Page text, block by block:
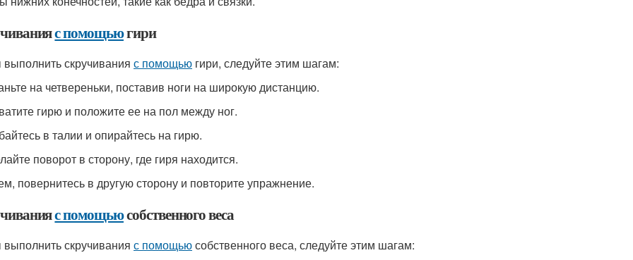
с помощьюгири
скручивания с помощью гири, следуйте этим шагам:
на четвереньки, поставив ноги на широкую дистанцию.
гирю и положите ее на пол между ног.
в талии и опирайтесь на гирю.
поворот в сторону, где гиря находится.
повернитесь в другую сторону и повторите упражнение.
с помощьюсобственного веса
скручивания с помощьюсобственного веса, следуйте этим шагам: